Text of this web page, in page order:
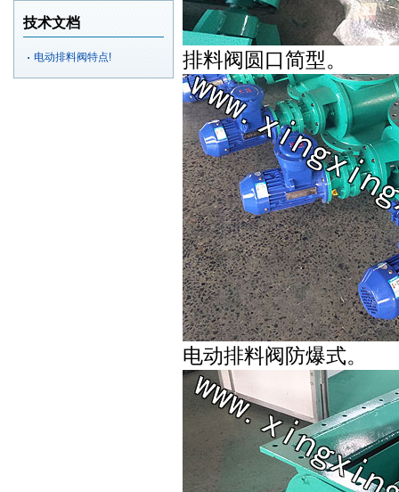
技术文档
电动排料阀特点! 排料阀圆口简型。
电动排料阀防爆式。